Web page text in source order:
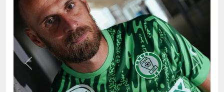
Previous Next